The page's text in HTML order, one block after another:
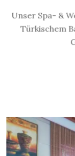
Unser Spa- &
Türkischem